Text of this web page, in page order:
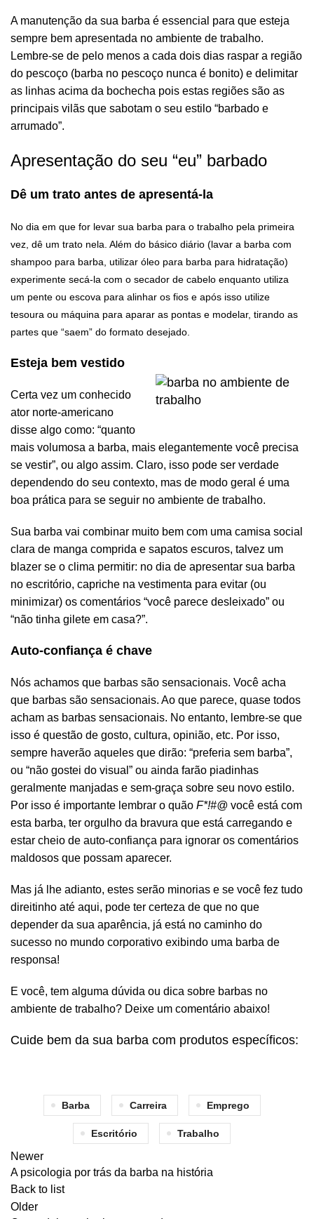
A manutenção da sua barba é essencial para que esteja
sempre bem apresentada no ambiente de trabalho.
Lembre-se de pelo menos a cada dois dias raspar a região
do pescoço (barba no pescoço nunca é bonito) e delimitar
as linhas acima da bochecha pois estas regiões são as
principais vilãs que sabotam o seu estilo “barbado e
arrumado”.
Apresentação do seu “eu” barbado
Dê um trato antes de apresentá-la
No dia em que for levar sua barba para o trabalho pela primeira
vez, dê um trato nela. Além do básico diário (lavar a barba com
shampoo para barba, utilizar óleo para barba para hidratação)
experimente secá-la com o secador de cabelo enquanto utiliza
um pente ou escova para alinhar os fios e após isso utilize
tesoura ou máquina para aparar as pontas e modelar, tirando as
partes que “saem” do formato desejado.
Esteja bem vestido
Certa vez um conhecido
ator norte-americano
disse algo como: “quanto
mais volumosa a barba, mais elegantemente você precisa
se vestir”, ou algo assim. Claro, isso pode ser verdade
dependendo do seu contexto, mas de modo geral é uma
boa prática para se seguir no ambiente de trabalho.
Sua barba vai combinar muito bem com uma camisa social
clara de manga comprida e sapatos escuros, talvez um
blazer se o clima permitir: no dia de apresentar sua barba
no escritório, capriche na vestimenta para evitar (ou
minimizar) os comentários “você parece desleixado” ou
“não tinha gilete em casa?”.
Auto-confiança é chave
Nós achamos que barbas são sensacionais. Você acha
que barbas são sensacionais. Ao que parece, quase todos
acham as barbas sensacionais. No entanto, lembre-se que
isso é questão de gosto, cultura, opinião, etc. Por isso,
sempre haverão aqueles que dirão: “preferia sem barba”,
ou “não gostei do visual” ou ainda farão piadinhas
geralmente manjadas e sem-graça sobre seu novo estilo.
Por isso é importante lembrar o quão F*!#@ você está com
esta barba, ter orgulho da bravura que está carregando e
estar cheio de auto-confiança para ignorar os comentários
maldosos que possam aparecer.
Mas já lhe adianto, estes serão minorias e se você fez tudo
direitinho até aqui, pode ter certeza de que no que
depender da sua aparência, já está no caminho do
sucesso no mundo corporativo exibindo uma barba de
responsa!
E você, tem alguma dúvida ou dica sobre barbas no
ambiente de trabalho? Deixe um comentário abaixo!
Cuide bem da sua barba com produtos específicos:
Barba Carreira Emprego
Escritório Trabalho
Newer
A psicologia por trás da barba na história
Back to list
Older